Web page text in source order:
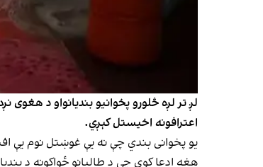
لږ تر لږه څلورو پخوانيو بندیانواو د
اعترافونه اخیستل کېږي.
یو پخوانی بندي چې نه یې غوښتل نوم یې
هغه ادعا کوي چې د طالبانو ځواکونه د